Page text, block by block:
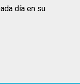
día en su